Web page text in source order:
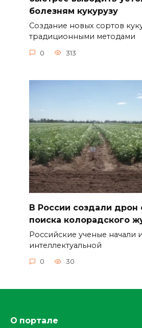
болезням кукурузу
Создание новых сортов
традиционными методами
0 313
В России создали
поиска колорадского
Российские ученые начали
интеллектуальной
0 30
О портале